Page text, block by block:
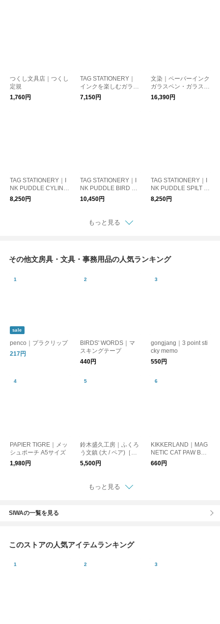
つくし文具店｜つくし
定規
1,760円
TAG STATIONERY｜
インクを楽しむガラス
ペン （硬質ガラス）
7,150円
文染｜ペーパーインク
ガラスペン・ガラス小
皿セット
16,390円
TAG STATIONERY｜I
NK PUDDLE CYLIND
ER インク壺
8,250円
TAG STATIONERY｜I
NK PUDDLE BIRD イ
ンク壺
10,450円
TAG STATIONERY｜I
NK PUDDLE SPILT イ
ンク壺
8,250円
もっと見る
その他文房具・文具・事務用品の人気ランキング
sale
penco｜プラクリップ
217円
BIRDS' WORDS｜マ
スキングテープ
440円
gongjang｜3 point sti
cky memo
550円
PAPIER TIGRE｜メッ
シュポーチ A5サイズ
1,980円
鈴木盛久工房｜ふくろ
う文鎮 (大 / ペア)［ペ
ーパーウェイト・イン
テリア・南部鉄器］
5,500円
KIKKERLAND｜MAG
NETIC CAT PAW BOO
KMARKS（ブックマ
ーク4個セット）
660円
もっと見る
SIWAの一覧を見る
このストアの人気アイテムランキング